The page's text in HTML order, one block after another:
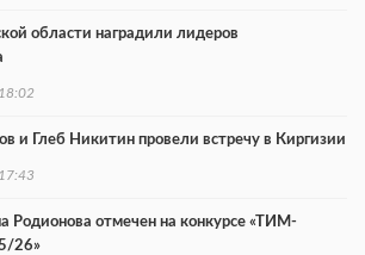
области наградили лидеров
и Глеб Никитин провели встречу в Киргизии
Родионова отмечен на конкурсе «ТИМ-
26»